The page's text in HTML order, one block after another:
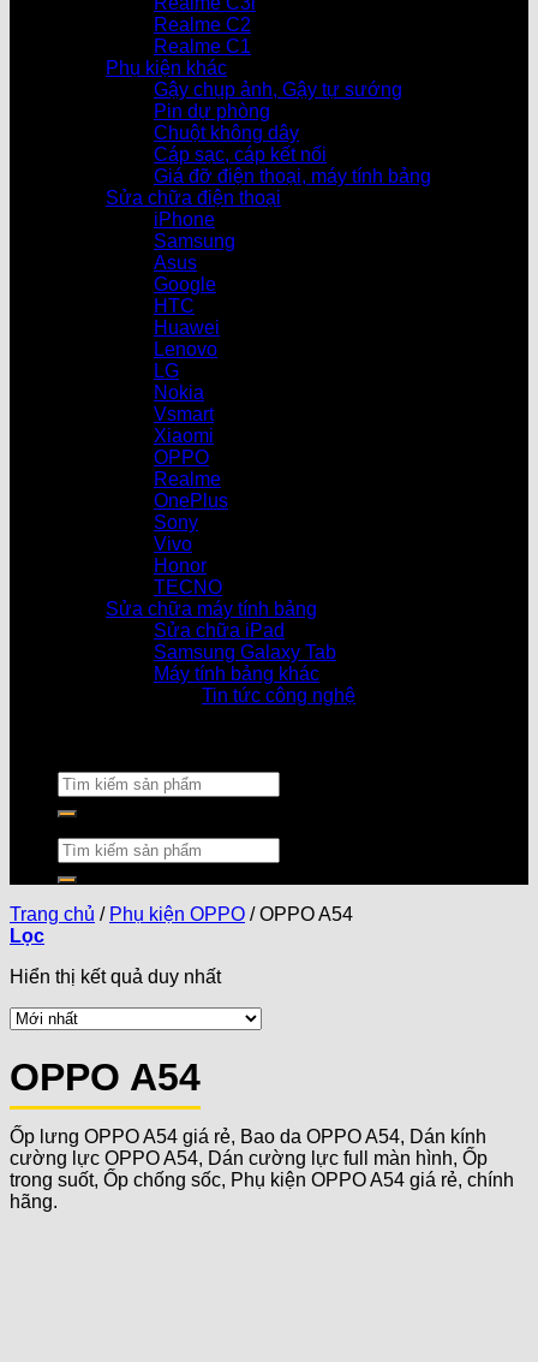
Realme C2
Realme C1
Phụ kiện khác
Gậy chụp ảnh, Gậy tự sướng
Pin dự phòng
Chuột không dây
Cáp sạc, cáp kết nối
Giá đỡ điện thoại, máy tính bảng
Sửa chữa điện thoại
iPhone
Samsung
Asus
Google
HTC
Huawei
Lenovo
LG
Nokia
Vsmart
Xiaomi
OPPO
Realme
OnePlus
Sony
Vivo
Honor
TECNO
Sửa chữa máy tính bảng
Sửa chữa iPad
Samsung Galaxy Tab
Máy tính bảng khác
Tin tức công nghệ
Trang chủ / Phụ kiện OPPO /OPPO A54
Lọc
Hiển thị kết quả duy nhất
OPPO A54
Ốp lưng OPPO A54 giá rẻ, Bao da OPPO A54, Dán kính
cường lực OPPO A54, Dán cường lực full màn hình, Ốp
trong suốt, Ốp chống sốc, Phụ kiện OPPO A54 giá rẻ, chính
hãng.